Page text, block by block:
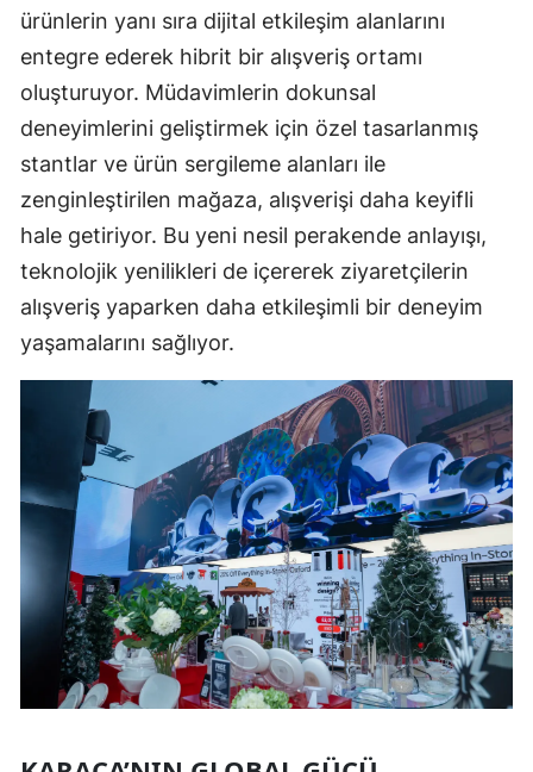
ürünlerin yanı sıra dijital etkileşim alanlarını
entegre ederek hibrit bir alışveriş ortamı
oluşturuyor. Müdavimlerin dokunsal
deneyimlerini geliştirmek için özel tasarlanmış
stantlar ve ürün sergileme alanları ile
zenginleştirilen mağaza, alışverişi daha keyifli
hale getiriyor. Bu yeni nesil perakende anlayışı,
teknolojik yenilikleri de içererek ziyaretçilerin
alışveriş yaparken daha etkileşimli bir deneyim
yaşamalarını sağlıyor.